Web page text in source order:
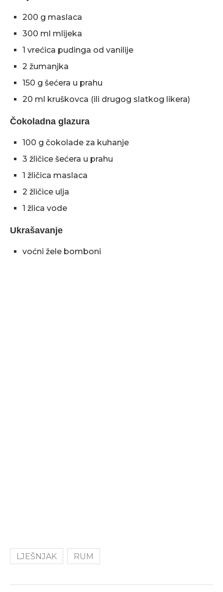
200 g maslaca
300 ml mlijeka
1 vrećica pudinga od vanilije
2 žumanjka
150 g šećera u prahu
20 ml kruškovca (ili drugog slatkog likera)
Čokoladna glazura
100 g čokolade za kuhanje
3 žličice šećera u prahu
1 žličica maslaca
2 žličice ulja
1 žlica vode
Ukrašavanje
voćni žele bomboni
LJEŠNJAK RUM